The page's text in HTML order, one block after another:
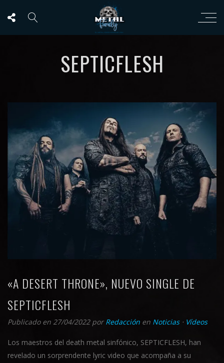
SEPTICFLESH
«A DESERT THRONE», NUEVO SINGLE DE
SEPTICFLESH
Publicado en 27/04/2022 por Redacción en Noticias⋅ Vídeos
Los maestros del death metal sinfónico, SEPTICFLESH, han
revelado un sorprendente lyric video que acompaña a su